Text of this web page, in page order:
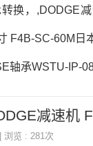
换，,DODGE
F4B-SC-60M日
轴承WSTU-IP-
，RNA4915-
减速机
浏览 : 281次